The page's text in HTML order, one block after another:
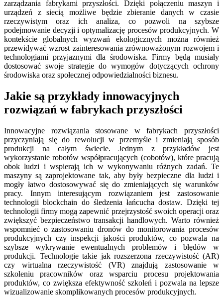
zarządzania fabrykami przyszłości. Dzięki połączeniu maszyn i
urządzeń z siecią możliwe będzie zbieranie danych w czasie
rzeczywistym oraz ich analiza, co pozwoli na szybsze
podejmowanie decyzji i optymalizację procesów produkcyjnych. W
kontekście globalnych wyzwań ekologicznych można również
przewidywać wzrost zainteresowania zrównoważonym rozwojem i
technologiami przyjaznymi dla środowiska. Firmy będą musiały
dostosować swoje strategie do wymogów dotyczących ochrony
środowiska oraz społecznej odpowiedzialności biznesu.
Jakie są przykłady innowacyjnych
rozwiązań w fabrykach przyszłości
Innowacyjne rozwiązania stosowane w fabrykach przyszłości
przyczyniają się do rewolucji w przemyśle i zmieniają sposób
produkcji na całym świecie. Jednym z przykładów jest
wykorzystanie robotów współpracujących (cobotów), które pracują
obok ludzi i wspierają ich w wykonywaniu różnych zadań. Te
maszyny są zaprojektowane tak, aby były bezpieczne dla ludzi i
mogły łatwo dostosowywać się do zmieniających się warunków
pracy. Innym interesującym rozwiązaniem jest zastosowanie
technologii blockchain do śledzenia łańcucha dostaw. Dzięki tej
technologii firmy mogą zapewnić przejrzystość swoich operacji oraz
zwiększyć bezpieczeństwo transakcji handlowych. Warto również
wspomnieć o zastosowaniu dronów do monitorowania procesów
produkcyjnych czy inspekcji jakości produktów, co pozwala na
szybsze wykrywanie ewentualnych problemów i błędów w
produkcji. Technologie takie jak rozszerzona rzeczywistość (AR)
czy wirtualna rzeczywistość (VR) znajdują zastosowanie w
szkoleniu pracowników oraz wsparciu procesu projektowania
produktów, co zwiększa efektywność szkoleń i pozwala na lepsze
wizualizowanie skomplikowanych procesów produkcyjnych.